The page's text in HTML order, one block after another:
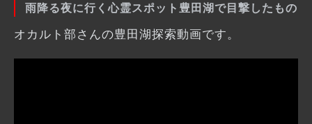
雨降る夜に行く心霊スポット豊田湖で目撃したもの
オカルト部さんの豊田湖探索動画です。